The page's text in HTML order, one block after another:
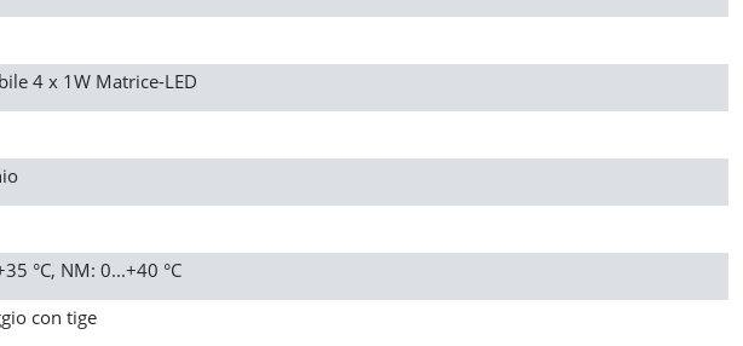
4 x 1W Matrice-LED
°C, NM: 0...+40 °C
con tige